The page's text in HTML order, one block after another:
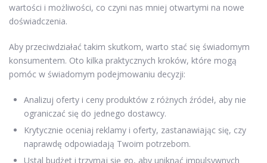
wartości i możliwości, co czyni nas mniej otwartymi na nowe
doświadczenia.
Aby przeciwdziałać takim skutkom, warto stać się świadomym
konsumentem. Oto kilka praktycznych kroków, które mogą
pomóc w świadomym podejmowaniu decyzji:
Analizuj oferty i ceny produktów z różnych źródeł, aby nie
ograniczać się do jednego dostawcy.
Krytycznie oceniaj reklamy i oferty, zastanawiając się, czy
naprawdę odpowiadają Twoim potrzebom.
Ustal budżet i trzymaj się go, aby uniknąć impulsywnych